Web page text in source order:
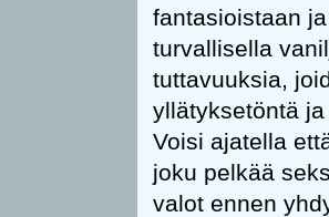
fantasioistaan
turvallisella
tuttavuuksia,
yllätyksetöntä
Voisi ajatella
joku pelkää
valot ennen